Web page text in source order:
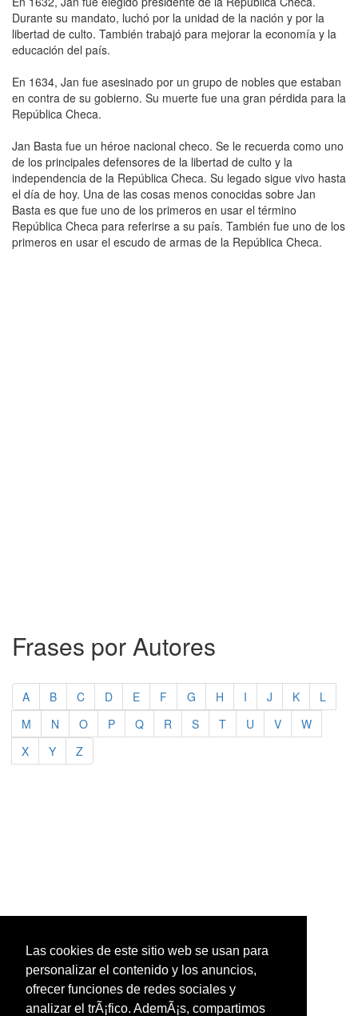
Las cookies de este sitio web se usan para
personalizar el contenido y los anuncios,
ofrecer funciones de redes sociales y
analizar el trÃ¡fico. AdemÃ¡s, compartimos
Durante su mandato, luchó por la unidad de la nación y por la
libertad de culto. También trabajó para mejorar la economía y la
educación del país.
En 1634, Jan fue asesinado por un grupo de nobles que estaban
en contra de su gobierno. Su muerte fue una gran pérdida para la
República Checa.
Jan Basta fue un héroe nacional checo. Se le recuerda como uno
de los principales defensores de la libertad de culto y la
independencia de la República Checa. Su legado sigue vivo hasta
el día de hoy. Una de las cosas menos conocidas sobre Jan
Basta es que fue uno de los primeros en usar el término
República Checa para referirse a su país. También fue uno de los
primeros en usar el escudo de armas de la República Checa.
Frases por Autores
A B C D E F G H I J K
L
M
N O P Q R S T U V
W
X
Y Z